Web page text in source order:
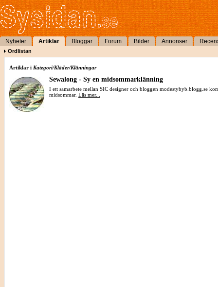
Nyheter Artiklar Bloggar Forum Bilder Annonser
Ordlistan
Artiklar i Kategori/Kläder/Klänningar
Sewalong - Sy en midsommarklänning
I ett samarbete mellan SIC designer och bloggen modestybyb.blogg.se
midsommar. Läs mer...